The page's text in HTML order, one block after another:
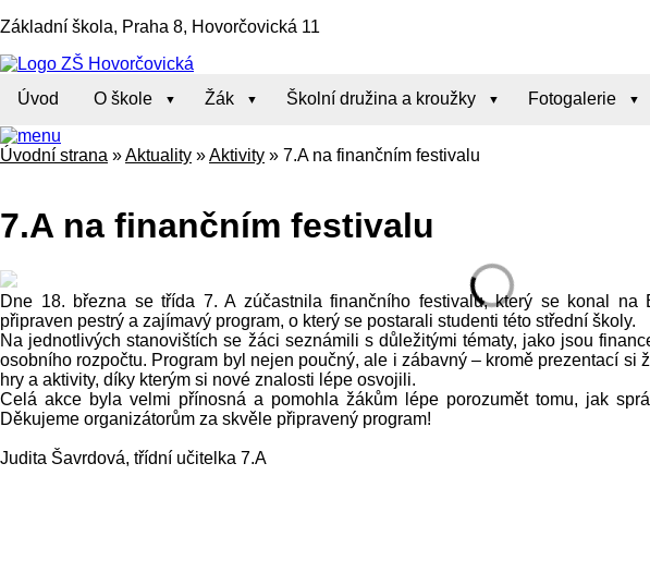
Základní škola, Praha 8, Hovorčovická 11
Úvod O škole Žák Školní družina a kroužky Fotogalerie
Úvodní strana »Aktuality »Aktivity » 7.A na finančním festivalu
7.A na finančním festivalu
Dne 18. března se třída 7. A zúčastnila finančního festivalu, který se konal na
připraven pestrý a zajímavý program, o který se postarali studenti této střední školy.
Na jednotlivých stanovištích se žáci seznámili s důležitými tématy, jako jsou
osobního rozpočtu. Program byl nejen poučný, ale i zábavný – kromě prezentací si
hry a aktivity, díky kterým si nové znalosti lépe osvojili.
Celá akce byla velmi přínosná a pomohla žákům lépe porozumět tomu, jak
Děkujeme organizátorům za skvěle připravený program!
Judita Šavrdová, třídní učitelka 7.A